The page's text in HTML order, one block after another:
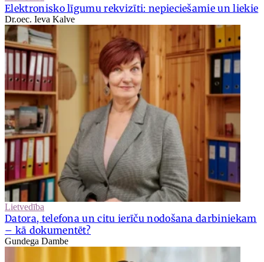
Elektronisko līgumu rekvizīti: nepieciešamie un liekie
Dr.oec. Ieva Kalve
Lietvedība
Datora, telefona un citu ierīču nodošana darbiniekam
– kā dokumentēt?
Gundega Dambe